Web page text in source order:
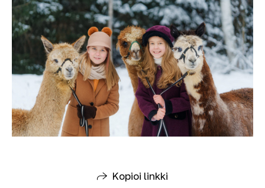
Kopioi linkki